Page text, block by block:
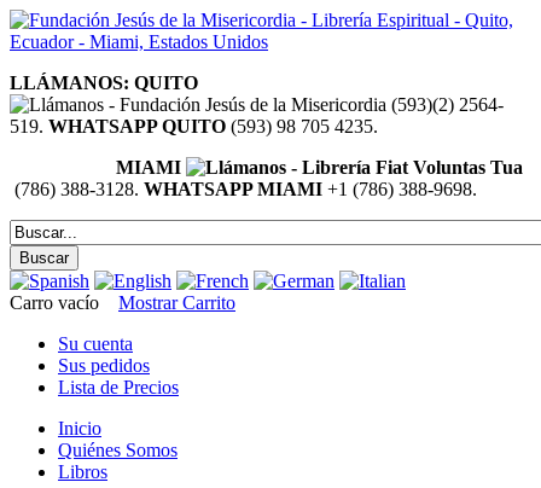
LLÁMANOS: QUITO
(593)(2) 2564-
519. WHATSAPP QUITO (593) 98 705 4235.
MIAMI
(786) 388-3128. WHATSAPP MIAMI +1 (786) 388-9698.
Carro vacío
Mostrar Carrito
Su cuenta
Sus pedidos
Lista de Precios
Inicio
Quiénes Somos
Libros